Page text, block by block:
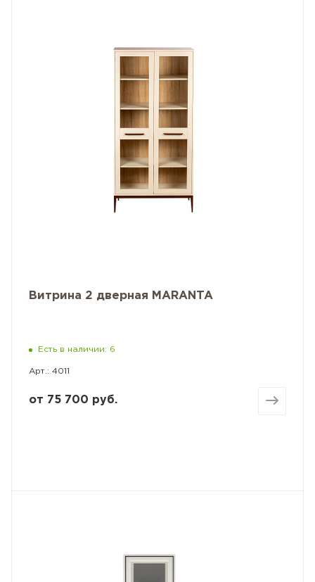
Витрина 2 дверная MARANTA
Есть в наличии: 6
Арт.: 4011
от 75 700 руб.